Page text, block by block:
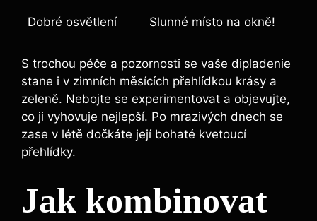
Dobré osvětlení Slunné místo na okně!
S trochou péče a pozornosti se vaše dipladenie
stane i v zimních měsících přehlídkou krásy a
zeleně. Nebojte se experimentovat a objevujte,
co ji vyhovuje nejlepší. Po mrazivých dnech se
zase v létě dočkáte její bohaté kvetoucí
přehlídky.
Jak kombinovat